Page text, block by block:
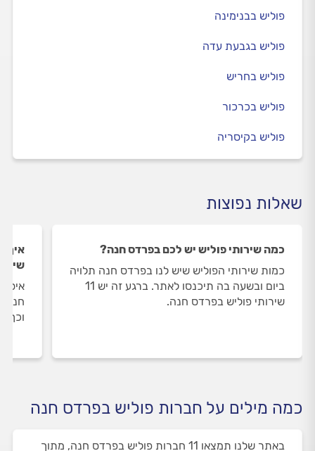
פוליש בבנימינה
פוליש בגבעת עדה
פוליש בחריש
פוליש בכרכור
פוליש בקיסריה
שאלות נפוצות
כמה שירותי פוליש יש לכם בפרדס חנה?
כמות שירותי הפוליש שיש לנו בפרדס חנה תלויה
ביום ובשעה בה תיכנסו לאתר. ברגע זה יש 11
שירותי פוליש בפרדס חנה.
איך
חנה
וכך
כמה מילים על חברות פוליש בפרדס חנה
באתר שלנו תמצאו 11 חברות פוליש בפרדס חנה, מתוך